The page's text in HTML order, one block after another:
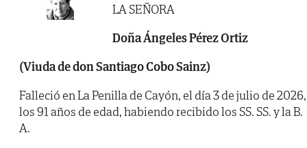
LA SEÑORA
Doña Ángeles Pérez Ortiz
(Viuda de don Santiago Cobo Sainz)
Falleció en La Penilla de Cayón, el día 3 de julio de
los 91 años de edad, habiendo recibido los SS. SS. y la B.
A.